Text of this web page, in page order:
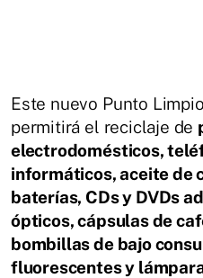
Este nuevo Punto
permitirá el reciclaje de
electrodomésticos,
informáticos, aceite de
baterías, CDs y DVDs
ópticos, cápsulas de
bombillas de bajo
fluorescentes y